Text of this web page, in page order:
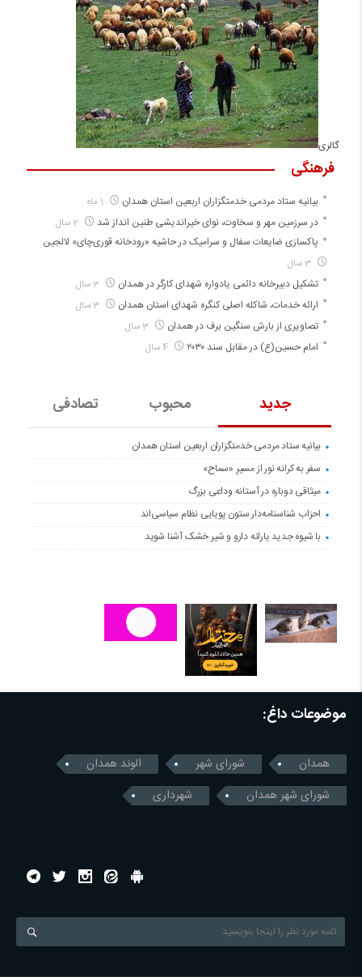
گالری
جدید محبوب تصادفی
بیانیه ستاد مردمی خدمتگزاران اربعین استان همدان
سفر به کرانه‌ نور از مسیرِ «سماح»
میثاقی دوباره در آستانه‌ وداعی بزرگ
احزاب شناسنامه‌دار ستون پویایی نظام سیاسی‌اند
با شیوه جدید یارانه دارو و شیر خشک آشنا شوید
فرهنگی
بیانیه ستاد مردمی خدمتگزاران اربعین استان همدان
در سرزمین مهر و سخاوت، نوای خیراندیشی طنین انداز شد
پاکسازی ضایعات سفال و سرامیک در حاشیه «رودخانه قوری‌چای» لالجین
3 سال
تشکیل دبیرخانه دائمی یادواره شهدای کارگر در همدان 3 سال
ارائه خدمات، شاکله اصلی کنگره شهدای استان همدان 3 سال
تصاویری از بارش سنگین برف در همدان 3 سال
امام حسین(ع) در مقابل سند ۲۰۳۰
موضوعات داغ:
همدان شورای شهر
الوند همدان
شورای شهر همدان
شهرداری